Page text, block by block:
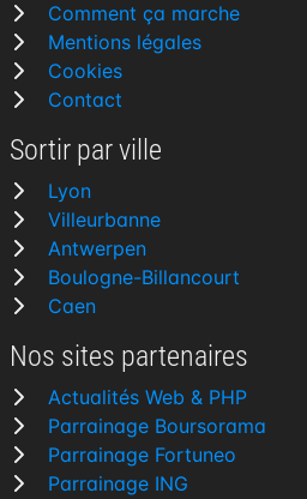
Comment ça marche
Mentions légales
Cookies
Contact
Sortir par ville
Lyon
Villeurbanne
Antwerpen
Boulogne-Billancourt
Caen
Nos sites partenaires
Actualités Web & PHP
Parrainage Boursorama
Parrainage Fortuneo
Parrainage ING